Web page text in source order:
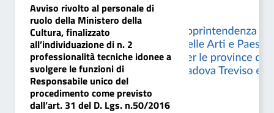
Avviso rivolto al personale di
ruolo della Ministero della
Cultura, finalizzato
all’individuazione di n. 2
professionalità tecniche idonee a
svolgere le funzioni di
Responsabile unico del
procedimento come previsto
dall’art. 31 del D. Lgs. n.50/2016